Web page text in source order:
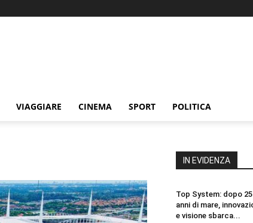
VIAGGIARE CINEMA SPORT POLITICA
IN EVIDENZA
Top System: dopo 25
anni di mare,
e visione sbarca...